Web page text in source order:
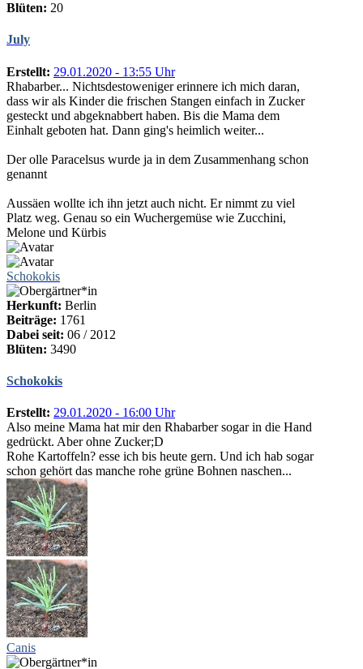
Blüten: 20
July
Erstellt: 29.01.2020 - 13:55 Uhr
Rhabarber... Nichtsdestoweniger erinnere ich mich daran,
dass wir als Kinder die frischen Stangen einfach in Zucker
gesteckt und abgeknabbert haben. Bis die Mama dem
Einhalt geboten hat. Dann ging's heimlich weiter...
Der olle Paracelsus wurde ja in dem Zusammenhang schon
genannt
Aussäen wollte ich ihn jetzt auch nicht. Er nimmt zu viel
Platz weg. Genau so ein Wuchergemüse wie Zucchini,
Melone und Kürbis
Schokokis
Herkunft: Berlin
Beiträge: 1761
Dabei seit: 06 / 2012
Blüten: 3490
Schokokis
Erstellt: 29.01.2020 - 16:00 Uhr
Also meine Mama hat mir den Rhabarber sogar in die Hand
gedrückt. Aber ohne Zucker;D
Rohe Kartoffeln? esse ich bis heute gern. Und ich hab sogar
schon gehört das manche rohe grüne Bohnen naschen...
Canis